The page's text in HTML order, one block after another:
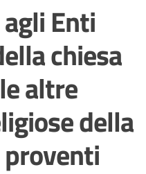
Enti
chiesa
altre
della
proventi